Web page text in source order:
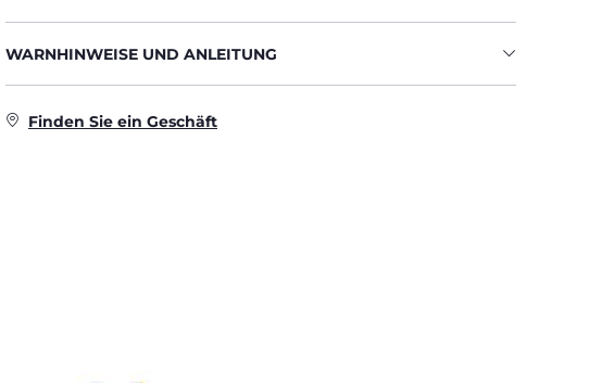
WARNHINWEISE UND ANLEITUNG
Finden Sie ein Geschäft